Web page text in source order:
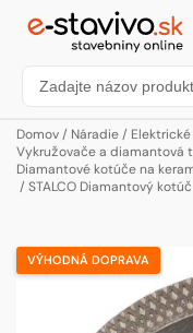
Domov/ Náradie/
Vykružovače a diamantová
Diamantové kotúče na
/ STALCO Diamantový
VÝHODNÁ DOPRAVA